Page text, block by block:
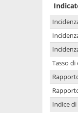
Tasso
Indice